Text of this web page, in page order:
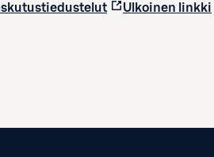
Ulkoinen linkki